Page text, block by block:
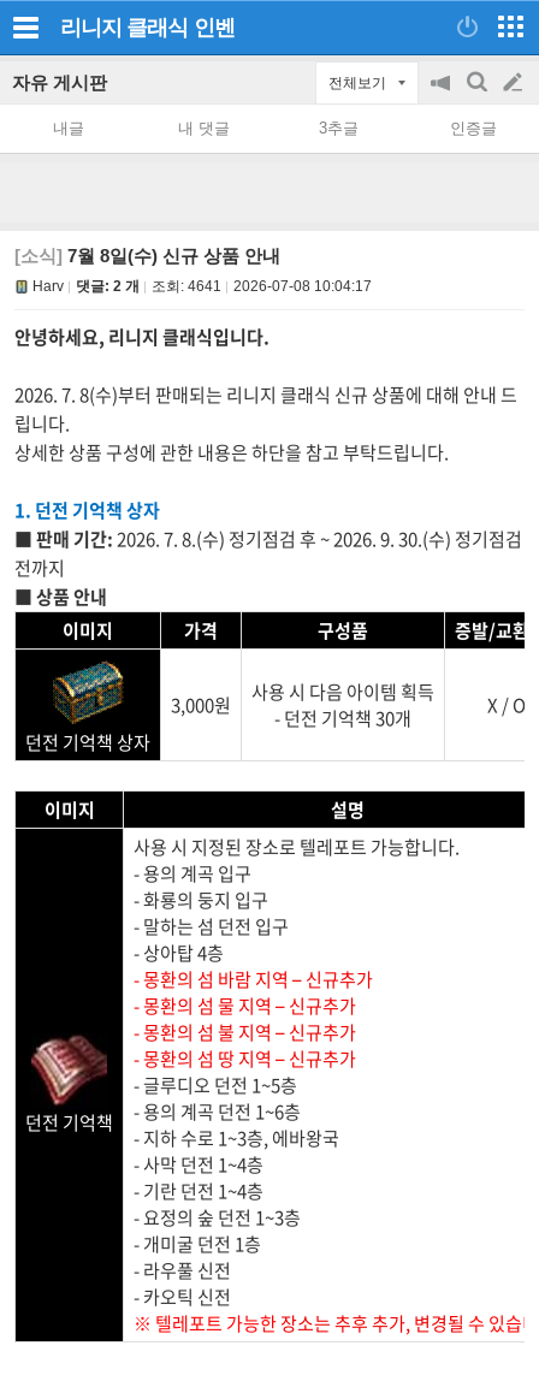
리니지 클래식 인벤
자유 게시판 전체보기
공
on/off
검
색
글
쓰
내글 내 댓글 3추글 인증글
[소식] 7월 8일(수) 신규 상품 안내
Harv 댓글: 2 개 조회: 4641 2026-07-08 10:04:17
안녕하세요, 리니지 클래식입니다.
2026. 7. 8(수)부터 판매되는 리니지 클래식 신규 상품에 대해 안내 드
립니다.
상세한 상품 구성에 관한 내용은 하단을 참고 부탁드립니다.
1. 던전 기억책 상자
■ 판매 기간:2026. 7. 8.(수) 정기점검 후 ~ 2026. 9. 30.(수) 정기점검
전까지
■ 상품 안내
이미지
가격 구성품 증발/교환
던전 기억책 상자
3,000원
사용 시 다음 아이템 획득
- 던전 기억책 30개
X / O
이미지 설명
던전 기억책
사용 시 지정된 장소로 텔레포트 가능합니다.
- 용의 계곡 입구
- 화룡의 둥지 입구
- 말하는 섬 던전 입구
- 상아탑 4층
- 몽환의 섬 바람 지역 – 신규추가
- 몽환의 섬 물 지역 – 신규추가
- 몽환의 섬 불 지역 – 신규추가
- 몽환의 섬 땅 지역 – 신규추가
- 글루디오 던전 1~5층
- 용의 계곡 던전 1~6층
- 지하 수로 1~3층, 에바왕국
- 사막 던전 1~4층
- 기란 던전 1~4층
- 요정의 숲 던전 1~3층
- 개미굴 던전 1층
- 라우풀 신전
- 카오틱 신전
※ 텔레포트 가능한장소는 추후 추가, 변경될 수 있습